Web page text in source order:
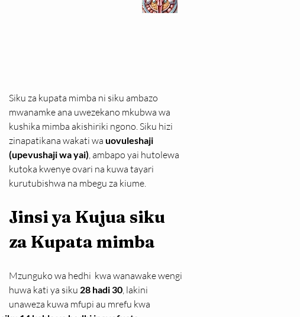
Siku za kupata mimba ni siku ambazo
mwanamke ana uwezekano mkubwa wa
kushika mimba akishiriki ngono. Siku hizi
zinapatikana wakati wa uovuleshaji
(upevushaji wa yai), ambapo yai hutolewa
kutoka kwenye ovari na kuwa tayari
kurutubishwa na mbegu za kiume.
Jinsi ya Kujua siku
za Kupata mimba
Mzunguko wa hedhi  kwa wanawake wengi
huwa kati ya siku 28 hadi 30, lakini
unaweza kuwa mfupi au mrefu kwa